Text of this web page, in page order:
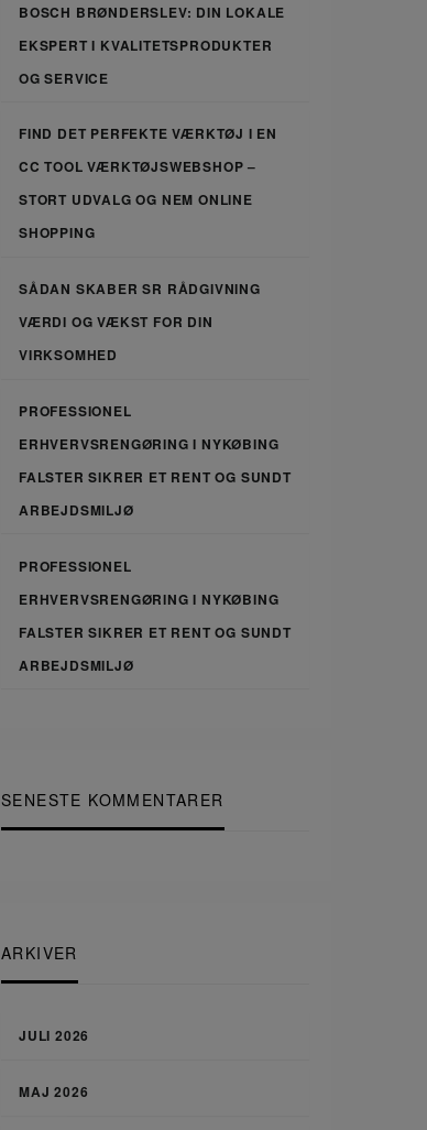
BOSCH BRØNDERSLEV: DIN LOKALE
EKSPERT I KVALITETSPRODUKTER
OG SERVICE
FIND DET PERFEKTE VÆRKTØJ I EN
CC TOOL VÆRKTØJSWEBSHOP –
STORT UDVALG OG NEM ONLINE
SHOPPING
SÅDAN SKABER SR RÅDGIVNING
VÆRDI OG VÆKST FOR DIN
VIRKSOMHED
PROFESSIONEL
ERHVERVSRENGØRING I NYKØBING
FALSTER SIKRER ET RENT OG SUNDT
ARBEJDSMILJØ
PROFESSIONEL
ERHVERVSRENGØRING I NYKØBING
FALSTER SIKRER ET RENT OG SUNDT
ARBEJDSMILJØ
SENESTE KOMMENTARER
ARKIVER
JULI 2026
MAJ 2026